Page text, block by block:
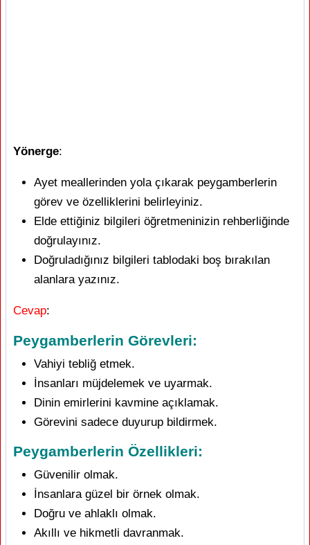
Yönerge:
Ayet meallerinden yola çıkarak peygamberlerin
görev ve özelliklerini belirleyiniz.
Elde ettiğiniz bilgileri öğretmeninizin rehberliğinde
doğrulayınız.
Doğruladığınız bilgileri tablodaki boş bırakılan
alanlara yazınız.
Cevap:
Peygamberlerin Görevleri:
Vahiyi tebliğ etmek.
İnsanları müjdelemek ve uyarmak.
Dinin emirlerini kavmine açıklamak.
Görevini sadece duyurup bildirmek.
Peygamberlerin Özellikleri:
Güvenilir olmak.
İnsanlara güzel bir örnek olmak.
Doğru ve ahlaklı olmak.
Akıllı ve hikmetli davranmak.